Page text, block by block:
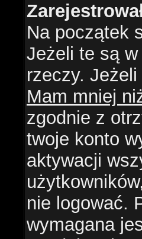
Na początek
Jeżeli te są
rzeczy. Jeżeli
Mam mniej
zgodnie z
twoje konto
aktywacji
nie logować.
wymagana